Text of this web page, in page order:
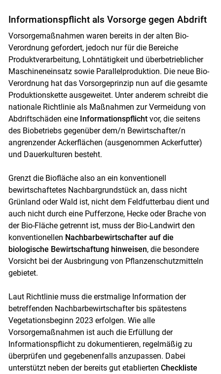
Skip to main content
Informationspflicht als Vorsorge gegen Abdrift
Vorsorgemaßnahmen waren bereits in der alten Bio-
Verordnung gefordert, jedoch nur für die Bereiche
Produktverarbeitung, Lohntätigkeit und überbetrieblicher
Maschineneinsatz sowie Parallelproduktion. Die neue Bio-
Verordnung hat das Vorsorgeprinzip nun auf die gesamte
Produktionskette ausgeweitet. Unter anderem schreibt die
nationale Richtlinie als Maßnahmen zur Vermeidung von
Abdriftschäden eine Informationspflichtvor, die seitens
des Biobetriebs gegenüber dem/n Bewirtschafter/n
angrenzender Ackerflächen (ausgenommen Ackerfutter)
und Dauerkulturen besteht.
Grenzt die Biofläche also an ein konventionell
bewirtschaftetes Nachbargrundstück an, dass nicht
Grünland oder Wald ist, nicht dem Feldfutterbau dient und
auch nicht durch eine Pufferzone, Hecke oder Brache von
der Bio-Fläche getrennt ist, muss der Bio-Landwirt den
konventionellen Nachbarbewirtschafter auf die
biologische Bewirtschaftung hinweisen, die besondere
Vorsicht bei der Ausbringung von Pflanzenschutzmitteln
gebietet.
Laut Richtlinie muss die erstmalige Information der
betreffenden Nachbarbewirtschafter bis spätestens
Vegetationsbeginn 2023 erfolgen. Wie alle
Vorsorgemaßnahmen ist auch die Erfüllung der
Informationspflicht zu dokumentieren, regelmäßig zu
überprüfen und gegebenenfalls anzupassen. Dabei
unterstützt neben der bereits gut etablierten Checkliste